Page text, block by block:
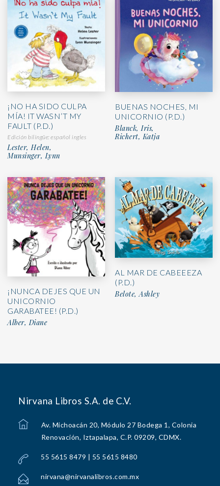
¡NO HA SIDO CULPA
MÍA! IT WASN’T MY
FAULT (P.D.)
Edición bilingüe: español ingles
Lester, Helen,
Munsinger, Lynn
BUENAS NOCHES, MI
UNICORNIO (P.D.)
Blanck, Iris,
Richert, Katja
¡NUNCA DEJES QUE UN
UNICORNIO
GARABATEE! (P.D.)
Alber, Diane
AL MAR DE CABEEEZA
(P.D.)
Belote, Ashley
Nirvana Libros S.A. de C.V.
Av. Michoacán 20, Módulo 27 Bodega 1, Colonia
Renovación, Iztapalapa, C.P. 09209, CDMX.
55 5615 8479 | 55 5615 8480
nirvana@nirvanalibros.com.mx